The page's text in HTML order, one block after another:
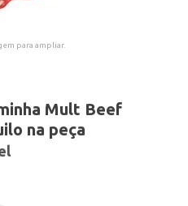
para ampliar.
Mult Beef
na peça